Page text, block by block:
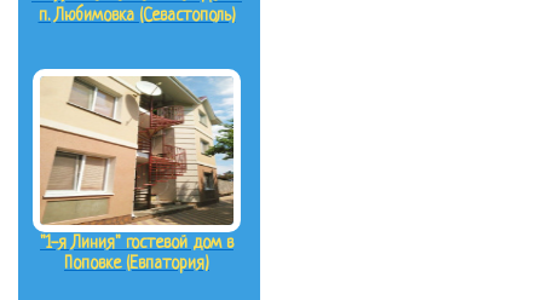
п. Любимовка (Севастополь)
"1-я Линия" гостевой дом в
Поповке (Евпатория)